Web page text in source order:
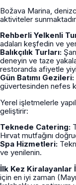
Božava Marina,
aktiviteler
Rehberli Yelkenli
adaları keşfedin ve
Balıkçılık Turları:
deneyin ve taze
restoranda afiyetle
Gün Batımı Gezileri:
güvertesinden nefes
Yerel işletmelerle
geliştirir:
Teknede Catering:
Hırvat mutfağını
Spa Hizmetleri:
ve yenilenin.
İlk Kez Kiralayanlar
için en iyi zaman